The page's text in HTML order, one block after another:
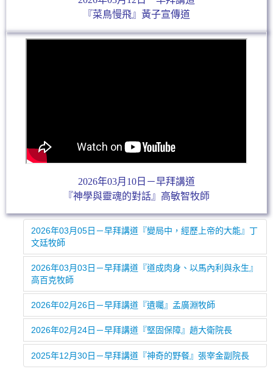
『菜鳥慢飛』黃子宣傳道
2026年03月10日－早拜講道
『神學與靈魂的對話』高敏智牧師
2026年03月05日－早拜講道『變局中，經歷上帝的大能』丁
文廷牧師
2026年03月03日－早拜講道『道成肉身、以馬內利與永生』
高百克牧師
2026年02月26日－早拜講道『遺囑』孟廣淵牧師
2026年02月24日－早拜講道『堅固保障』趙大衛院長
2025年12月30日－早拜講道『神奇的野餐』張宰金副院長